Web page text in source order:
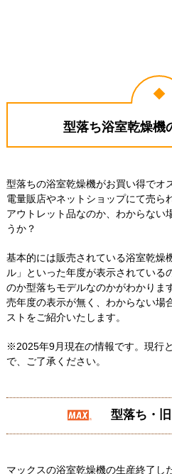
型落ち浴室乾燥機
型落ちの浴室乾燥機がお買い得でオ
電量販店やネットショップにて売ら
アウトレット品なのか、わからない
うか？
基本的には販売されている浴室乾燥
ル」といった年度が表示されている
のか型落ちモデルなのかがわかりま
売年度の表示が無く、わからない場
ストをご紹介いたします。
※2025年9月現在の情報です。現行
で、ご了承ください。
型落ち・
マックスの浴室乾燥機の生産終了し